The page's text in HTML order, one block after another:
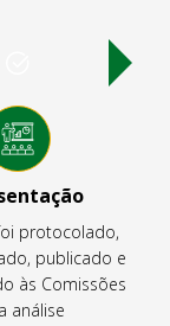
protocolado,
publicado e
às Comissões
análise